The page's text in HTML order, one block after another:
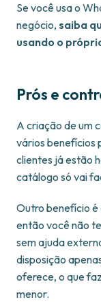
Se você usa o
negócio, saiba
usando o
Prós e
A criação de um
vários benefícios
clientes já estão
catálogo só vai
Outro benefício é
então você não
sem ajuda
disposição
oferece, o que
menor.